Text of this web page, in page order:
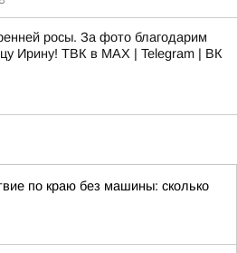
росы. За фото благодарим
Ирину! ТВК в MAX | Telegram | ВК
по краю без машины: сколько